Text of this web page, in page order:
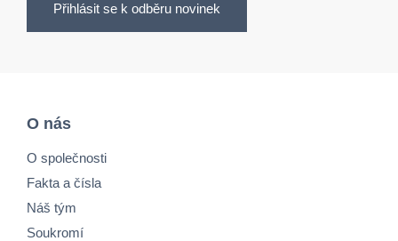
Přihlásit se k odběru novinek
O nás
O společnosti
Fakta a čísla
Náš tým
Soukromí